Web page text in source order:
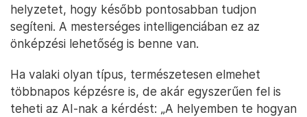
helyzetet, hogy később pontosabban tudjon
segíteni. A mesterséges intelligenciában ez az
önképzési lehetőség is benne van.
Ha valaki olyan típus, természetesen elmehet
többnapos képzésre is, de akár egyszerűen fel is
teheti az AI-nak a kérdést: „A helyemben te hogyan